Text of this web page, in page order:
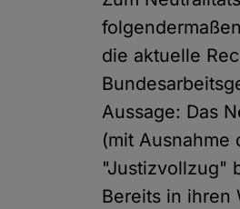
die aktuelle
Aussage: Das
(mit
"Justizvollzug"
Bereits in ihren